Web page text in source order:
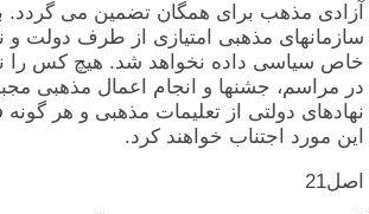
آزادی‏ مذهب‏ برای‏ همگان‏ تضمین‏ می‏ گردد.
سازمانهای‏ مذهبی‏ امتیازی‏ از طرف‏ دولت‏ و
خاص‏ سیاسی‏ داده‏ نخواهد شد. هیچ‏ کس‏ را
در مراسم‏، جشنها و انجام‏ اعمال‏ مذهبی‏
نهادهای‏ دولتی‏ از تعلیمات‏ مذهبی‏ و هر گونه‏
این‏ مورد اجتناب‏ خواهند کرد.
اصل‏21